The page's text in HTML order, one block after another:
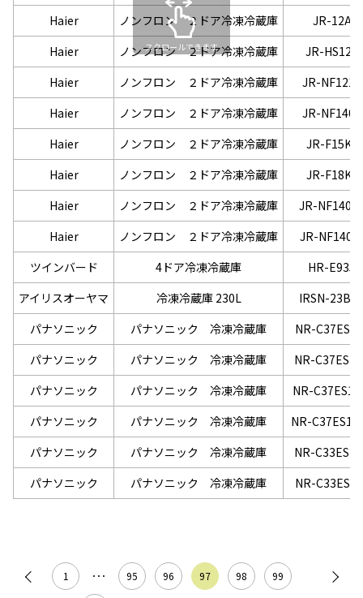
Haier
ノンフロン ２ドア冷凍冷蔵庫
JR-12A
Haier
ノンフロン ２ドア冷凍冷蔵庫
JR-HS12A
Haier
ノンフロン ２ドア冷凍冷蔵庫
JR-NF121C
Haier
ノンフロン ２ドア冷凍冷蔵庫
JR-NF140P
Haier
ノンフロン ２ドア冷凍冷蔵庫
JR-F15KS
Haier
ノンフロン ２ドア冷凍冷蔵庫
JR-F18KS
Haier
ノンフロン ２ドア冷凍冷蔵庫
JR-
Haier
ノンフロン ２ドア冷凍冷蔵庫
JR-NF140PJ
ツインバード
4ドア冷凍冷蔵庫
HR-E935
アイリスオーヤマ
冷凍冷蔵庫 230L
IRSN-23B-
パナソニック
パナソニック 冷凍冷蔵庫
NR-
パナソニック
パナソニック 冷凍冷蔵庫
NR-C37ES1-
パナソニック
パナソニック 冷凍冷蔵庫
NR-
パナソニック
パナソニック 冷凍冷蔵庫
NR-
パナソニック
パナソニック 冷凍冷蔵庫
NR-C33ES1-
パナソニック
パナソニック 冷凍冷蔵庫 NR-
スクロールできます
1 ･･･ 95 96 97 98 99